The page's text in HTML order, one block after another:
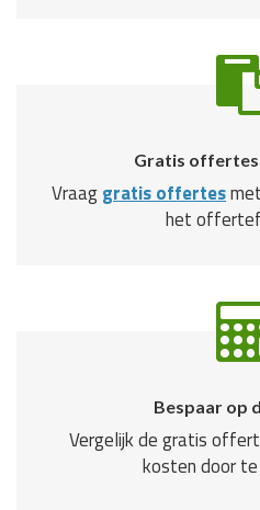
Gratis
Vraaggratis offertes
het
Bespaar op
Vergelijk de gratis
kosten door